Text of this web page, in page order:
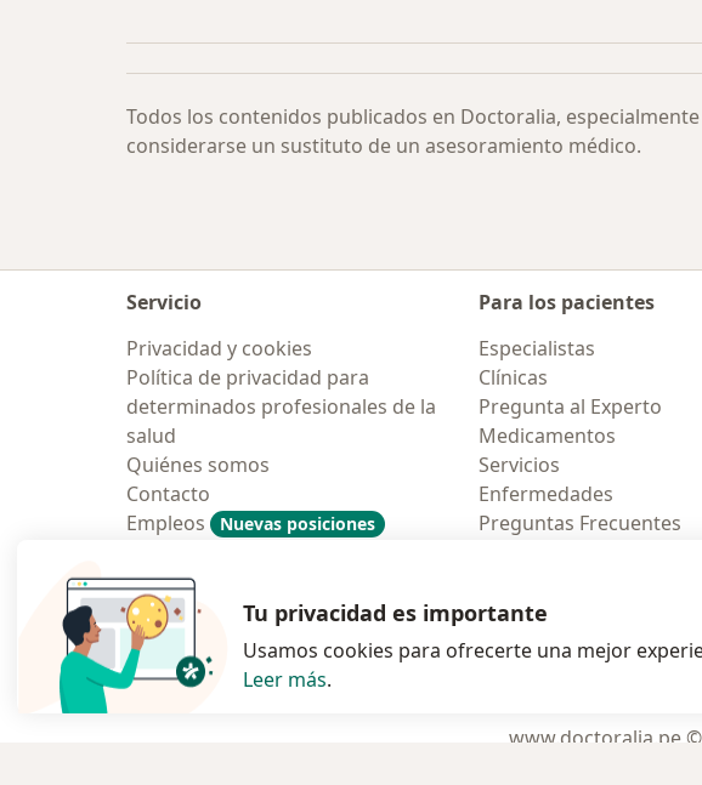
Todos los contenidos publicados en Doctoralia,
considerarse un sustituto de un asesoramiento médico.
Servicio
Privacidad y cookies
Política de privacidad para
determinados profesionales de la
salud
Quiénes somos
Contacto
Empleos
Nuevas posiciones
Contratación
Para los pacientes
Especialistas
Clínicas
Pregunta al Experto
Medicamentos
Servicios
Enfermedades
Preguntas Frecuentes
Polska se abre en una
se abre en
www.doctoralia.pe
Tu privacidad es importante
Usamos cookies para ofrecerte una mejor
Leer más.